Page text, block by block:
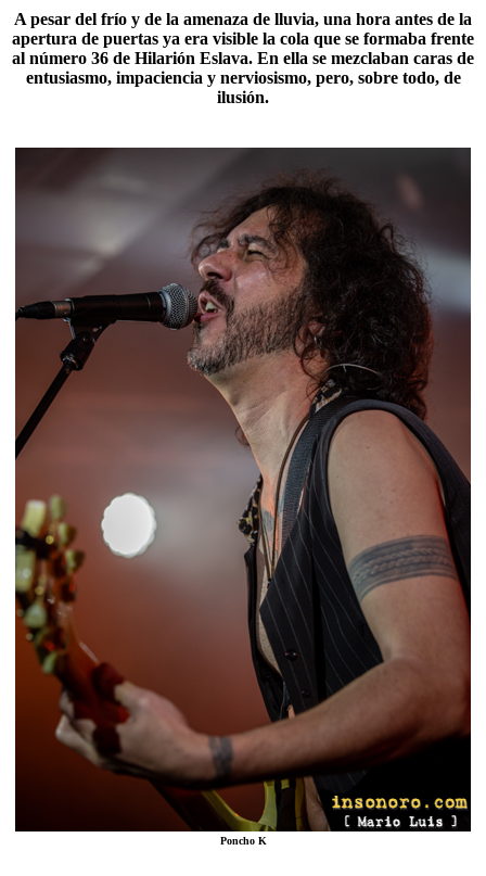
A pesar del frío y de la amenaza de lluvia, una hora antes de la
apertura de puertas ya era visible la cola que se formaba frente
al número 36 de Hilarión Eslava. En ella se mezclaban caras de
entusiasmo, impaciencia y nerviosismo, pero, sobre todo, de
ilusión.
Poncho K